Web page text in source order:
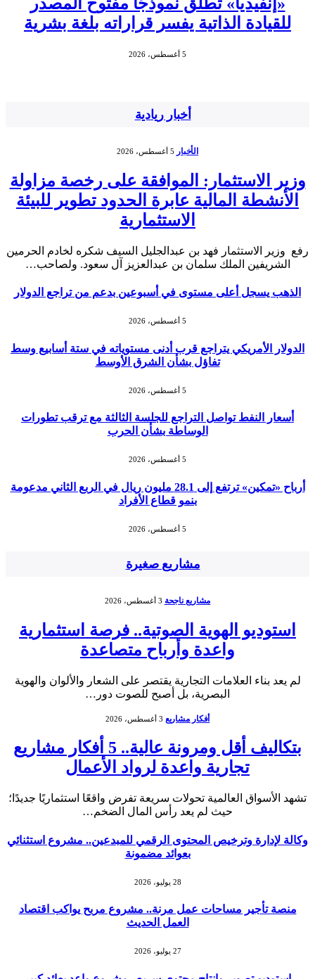
للقيادة الذاتية يفسر قراراته بلغة بشرية
5 أغسطس، 2026
أخبار ريادية
الأخبار 5 أغسطس، 2026
وزير الاستثمار: الموافقة على رخصة مزاولة
الأنشطة المالية عابرة الحدود تطوير للبيئة
الاستثمارية
رفع وزير الاستثمار فهد بن عبدالجليل السيف شكره لخادم الحرمين
الشريفين الملك سلمان بن عبدالعزيز آل سعود. ولصاحب…
الذهب يسجل أعلى مستوى في أسبوعين بدعم من تراجع الدولار
5 أغسطس، 2026
الدولار الأمريكي يتراجع قرب أدنى مستوياته في ستة أسابيع وسط
تفاؤل بشأن الشرق الأوسط
5 أغسطس، 2026
أسعار النفط تواصل التراجع للجلسة الثالثة مع ترقب تطورات
الوساطة بشأن الحرب
5 أغسطس، 2026
أرباح «تمكين» ترتفع إلى 28.1 مليون ريال في الربع الثاني مدعومة
بنمو قطاع الأفراد
5 أغسطس، 2026
مشاريع صغيرة
مشاريع ناجحة 3 أغسطس، 2026
استوديو الهوية الصوتية.. فرصة استثمارية
واعدة وأرباح متصاعدة
لم يعد بناء العلامات التجارية يقتصر على الشعار والألوان والهوية
البصرية، بل أصبح للصوت دور…
أفكار مشاريع 3 أغسطس، 2026
بتكاليف أقل ومرونة عالية.. 5 أفكار مشاريع
تجارية واعدة لرواد الأعمال
تشهد الأسواق العالمية تحولات سريعة تفرض واقعًا استثماريًا جديدًا؛
حيث لم يعد رأس المال الضخم…
وكالة لإدارة وترخيص المحتوى الرقمي للمبدعين.. مشروع استثنائي
بعوائد مضمونة
28 يوليو، 2026
منصة تأجير مساحات عمل مرنة.. مشروع مربح يواكب اقتصاد
العمل الحديث
27 يوليو، 2026